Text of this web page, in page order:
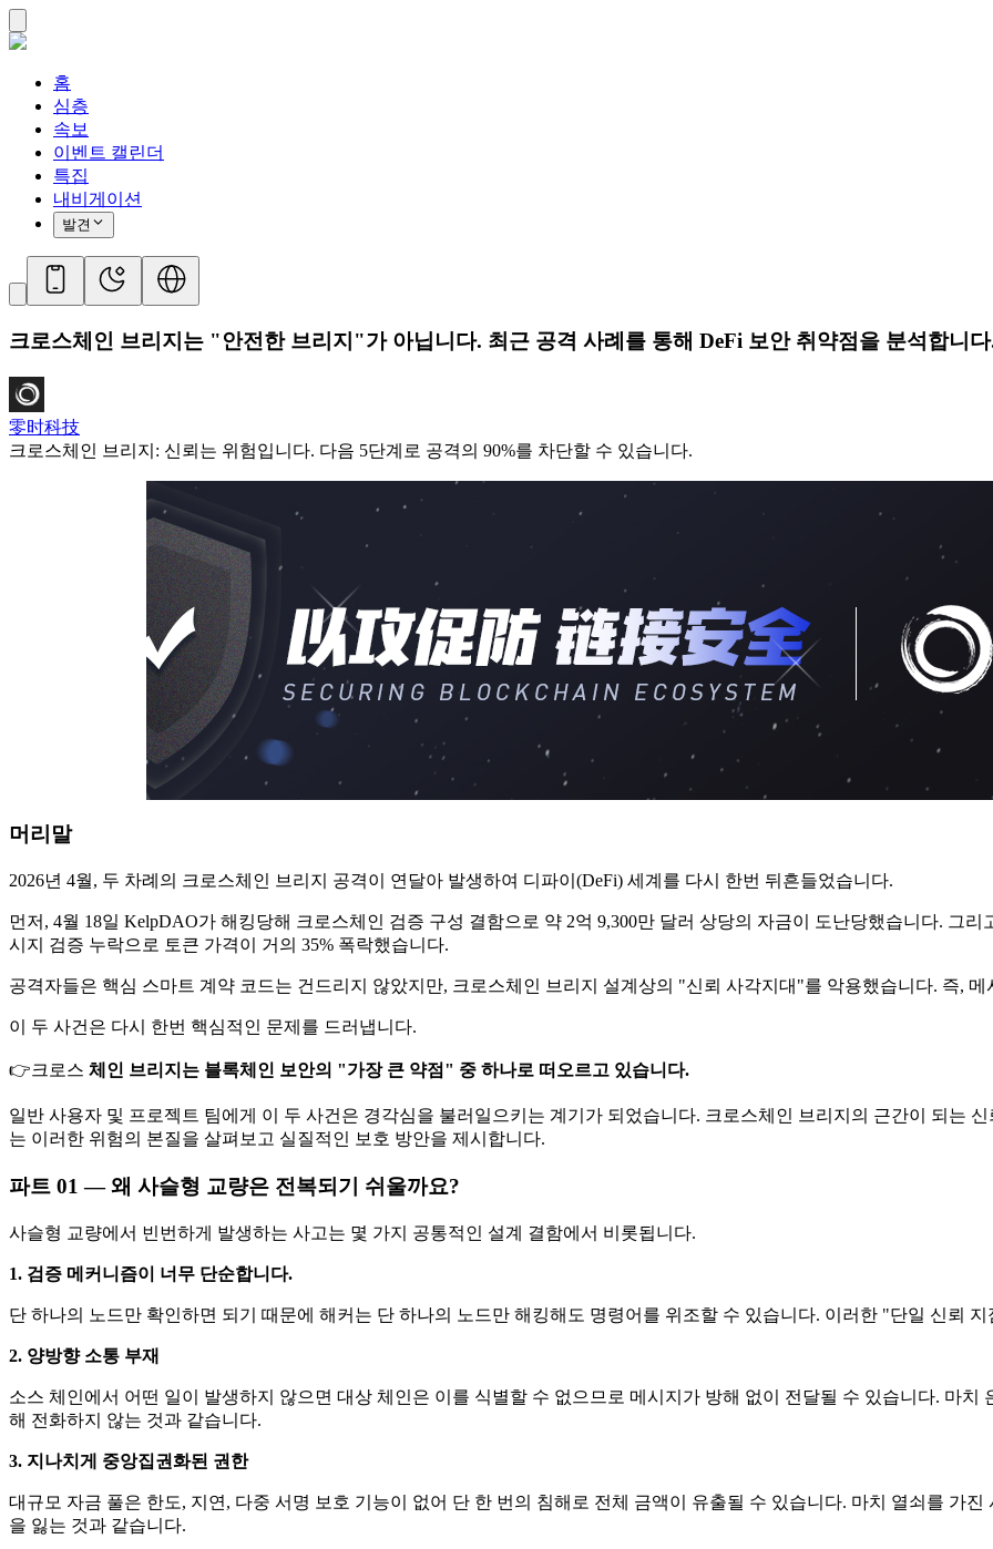
홈
심층
속보
이벤트 캘린더
특집
내비게이션
발견
크로스체인 브리지는 "안전한 브리지"가 아닙니다. 최근 공격 사례를 통해 DeFi 보안 취약점을 분석합니
零时科技
크로스체인 브리지: 신뢰는 위험입니다. 다음 5단계로 공격의 90%를 차단할 수 있습니다.
머리말
2026년 4월, 두 차례의 크로스체인 브리지 공격이 연달아 발생하여 디파이(DeFi) 세계를 다시 한번 뒤흔들었습니다.
먼저, 4월 18일 KelpDAO가 해킹당해 크로스체인 검증 구성 결함으로 약 2억 9,300만 달러 상당의 자금이 도난당했습니다. 그리
시지 검증 누락으로 토큰 가격이 거의 35% 폭락했습니다.
공격자들은 핵심 스마트 계약 코드는 건드리지 않았지만, 크로스체인 브리지 설계상의 "신뢰 사각지대"를 악용했습니다. 즉,
이 두 사건은 다시 한번 핵심적인 문제를 드러냅니다.
👉크로스 체인 브리지는 블록체인 보안의 "가장 큰 약점" 중 하나로 떠오르고 있습니다.
일반 사용자 및 프로젝트 팀에게 이 두 사건은 경각심을 불러일으키는 계기가 되었습니다. 크로스체인 브리지의 근간이 되는
는 이러한 위험의 본질을 살펴보고 실질적인 보호 방안을 제시합니다.
파트 01 — 왜 사슬형 교량은 전복되기 쉬울까요?
사슬형 교량에서 빈번하게 발생하는 사고는 몇 가지 공통적인 설계 결함에서 비롯됩니다.
1. 검증 메커니즘이 너무 단순합니다.
단 하나의 노드만 확인하면 되기 때문에 해커는 단 하나의 노드만 해킹해도 명령어를 위조할 수 있습니다. 이러한 "단일 신뢰
2. 양방향 소통 부재
소스 체인에서 어떤 일이 발생하지 않으면 대상 체인은 이를 식별할 수 없으므로 메시지가 방해 없이 전달될 수 있습니다. 마
해 전화하지 않는 것과 같습니다.
3. 지나치게 중앙집권화된 권한
대규모 자금 풀은 한도, 지연, 다중 서명 보호 기능이 없어 단 한 번의 침해로 전체 금액이 유출될 수 있습니다. 마치 열쇠를 가
을 잃는 것과 같습니다.